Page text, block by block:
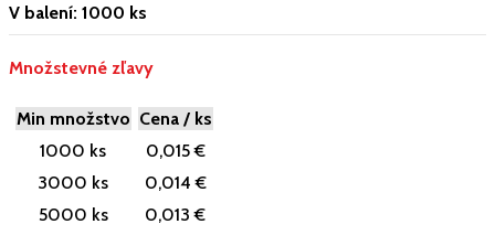
V balení: 1000 ks
Množstevné zľavy
Min množstvo Cena / ks
1000 ks
0,015 €
3000 ks
0,014 €
5000 ks
0,013 €